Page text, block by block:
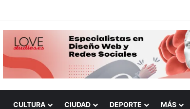
CULTURA CIUDAD DEPORTE MÁS